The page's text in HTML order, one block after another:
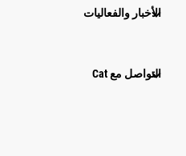
الأخبار والفعاليات
التواصل مع Cat